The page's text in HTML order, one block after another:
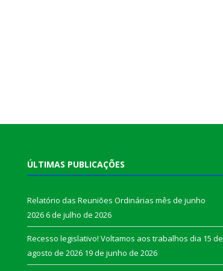
ÚLTIMAS PUBLICAÇÕES
Relatório das Reuniões Ordinárias mês de junho
20266 de julho de 2026
Recesso legislativo! Voltamos aos trabalhos dia 15 de
agosto de 2026 19 de junho de 2026